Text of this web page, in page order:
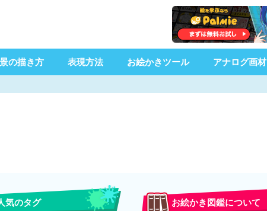
の描き方 表現方法 お絵かきツール アナログ画材
気のタグ お絵かき図鑑について